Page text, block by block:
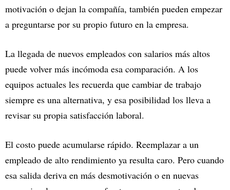
motivación o dejan la compañía, también pueden empezar
a preguntarse por su propio futuro en la empresa.
La llegada de nuevos empleados con salarios más altos
puede volver más incómoda esa comparación. A los
equipos actuales les recuerda que cambiar de trabajo
siempre es una alternativa, y esa posibilidad los lleva a
revisar su propia satisfacción laboral.
El costo puede acumularse rápido. Reemplazar a un
empleado de alto rendimiento ya resulta caro. Pero cuando
esa salida deriva en más desmotivación o en nuevas